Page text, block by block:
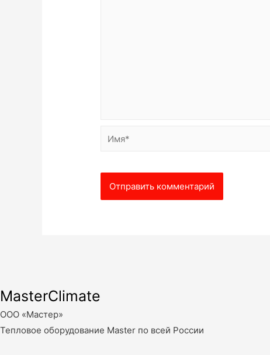
Имя*
MasterClimate
ООО «Мастер»
Тепловое оборудование Master по всей России